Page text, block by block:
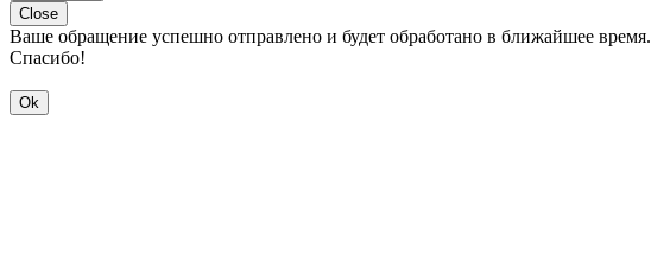
Close
Ваше обращение успешно отправлено и будет обработано в ближайшее время.
Спасибо!
Ok